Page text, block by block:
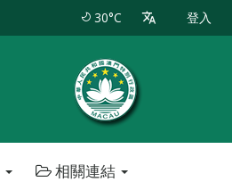
30°C 登入
相關連結